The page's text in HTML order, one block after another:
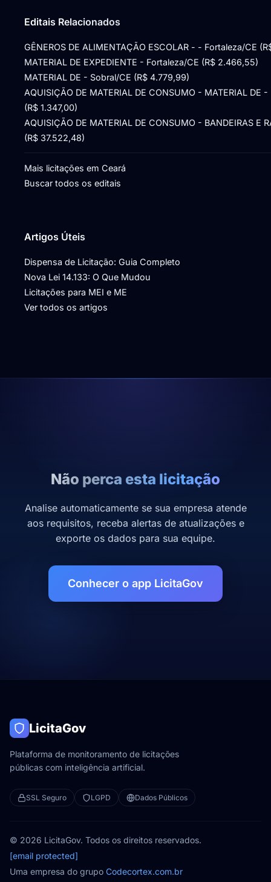
Editais Relacionados
GÊNEROS DE ALIMENTAÇÃO ESCOLAR - - Fortaleza/CE
MATERIAL DE EXPEDIENTE - Fortaleza/CE (R$ 2.466,55)
MATERIAL DE - Sobral/CE (R$ 4.779,99)
AQUISIÇÃO DE MATERIAL DE CONSUMO - MATERIAL DE
(R$ 1.347,00)
AQUISIÇÃO DE MATERIAL DE CONSUMO - BANDEIRAS E
(R$ 37.522,48)
Mais licitações em Ceará
Buscar todos os editais
Artigos Úteis
Dispensa de Licitação: Guia Completo
Nova Lei 14.133: O Que Mudou
Licitações para MEI e ME
Ver todos os artigos
Não perca esta licitação
Analise automaticamente se sua empresa atende
aos requisitos, receba alertas de atualizações e
exporte os dados para sua equipe.
Conhecer o app LicitaGov
LicitaGov
Plataforma de monitoramento de licitações
públicas com inteligência artificial.
SSL Seguro LGPD Dados Públicos
© 2026 LicitaGov. Todos os direitos reservados.
[email protected]
Uma empresa do grupo Codecortex.com.br